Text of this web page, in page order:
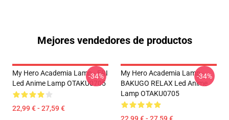
Mejores vendedores de productos
My Hero Academia Lamp - ERI
Led Anime Lamp OTAKU0705
22,99 € - 27,59 €
-34%
My Hero Academia Lamp -
BAKUGO RELAX Led Anime
Lamp OTAKU0705
-34%